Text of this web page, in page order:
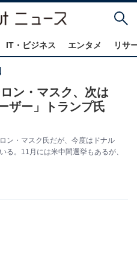
IT・ビジネス エンタメ リサ
ン・マスク、次は
ザー」トランプ氏
ン・マスク氏だが、今度はドナル
る。11月には米中間選挙もあるが、